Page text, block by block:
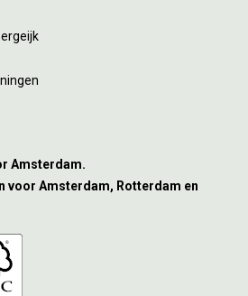
Amsterdam.
voor Amsterdam, Rotterdam en